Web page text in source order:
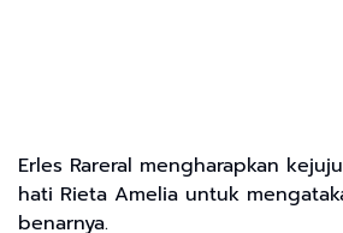
Erles Rareral mengharapkan
hati Rieta Amelia untuk
benarnya.